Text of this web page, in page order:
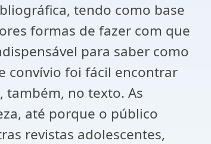
tendo como base
formas de fazer com que
para saber como
convívio foi fácil encontrar
no texto. As
até porque o público
revistas adolescentes,